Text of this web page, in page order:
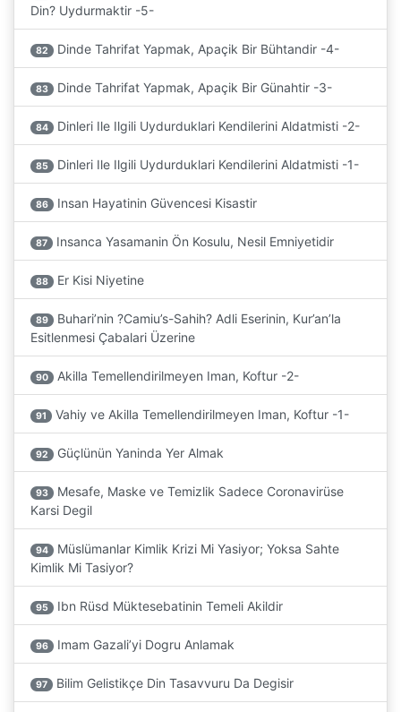
Din? Uydurmaktir -5-
82 Dinde Tahrifat Yapmak, Apaçik Bir Bühtandir -4-
83 Dinde Tahrifat Yapmak, Apaçik Bir Günahtir -3-
84 Dinleri Ile Ilgili Uydurduklari Kendilerini Aldatmisti -2-
85 Dinleri Ile Ilgili Uydurduklari Kendilerini Aldatmisti -1-
86 Insan Hayatinin Güvencesi Kisastir
87 Insanca Yasamanin Ön Kosulu, Nesil Emniyetidir
88 Er Kisi Niyetine
89
Buhari’nin ?Camiu’s-Sahih? Adli Eserinin, Kur’an’la
Esitlenmesi Çabalari Üzerine
90 Akilla Temellendirilmeyen Iman, Koftur -2-
91 Vahiy ve Akilla Temellendirilmeyen Iman, Koftur -1-
92 Güçlünün Yaninda Yer Almak
93
Mesafe, Maske ve Temizlik Sadece Coronavirüse
Karsi Degil
94
Müslümanlar Kimlik Krizi Mi Yasiyor; Yoksa Sahte
Kimlik Mi Tasiyor?
95 Ibn Rüsd Müktesebatinin Temeli Akildir
96 Imam Gazali’yi Dogru Anlamak
97 Bilim Gelistikçe Din Tasavvuru Da Degisir